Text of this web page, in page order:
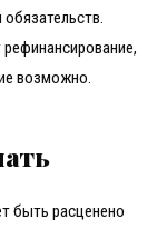
возможно.
быть расценено